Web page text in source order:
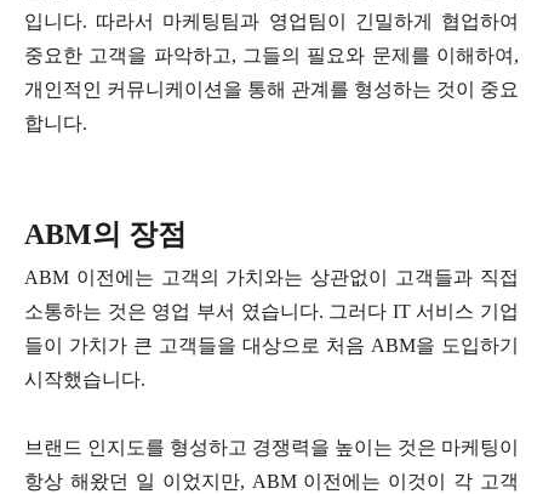
입니다. 따라서 마케팅팀과 영업팀이 긴밀하게 협업하여
중요한 고객을 파악하고, 그들의 필요와 문제를 이해하여,
개인적인 커뮤니케이션을 통해 관계를 형성하는 것이 중요
합니다.
ABM의 장점
ABM 이전에는 고객의 가치와는 상관없이 고객들과 직접
소통하는 것은 영업 부서 였습니다. 그러다 IT 서비스 기업
들이 가치가 큰 고객들을 대상으로 처음 ABM을 도입하기
시작했습니다.
브랜드 인지도를 형성하고 경쟁력을 높이는 것은 마케팅이
항상 해왔던 일 이었지만, ABM 이전에는 이것이 각 고객